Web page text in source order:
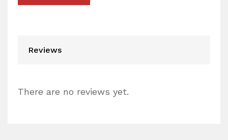
Reviews
There are no reviews yet.